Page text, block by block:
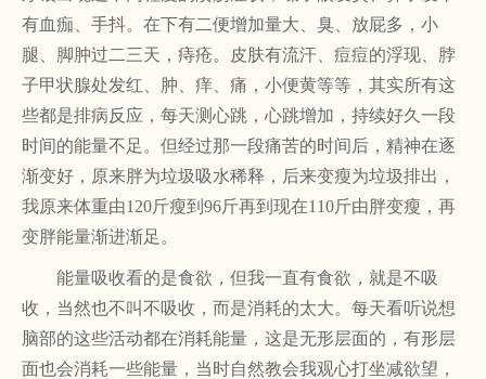
有血痂、手抖。在下有二便增加量大、臭、放屁多，小
腿、脚肿过二三天，痔疮。皮肤有流汗、痘痘的浮现、脖
子甲状腺处发红、肿、痒、痛，小便黄等等，其实所有这
些都是排病反应，每天测心跳，心跳增加，持续好久一段
时间的能量不足。但经过那一段痛苦的时间后，精神在逐
渐变好，原来胖为垃圾吸水稀释，后来变瘦为垃圾排出，
我原来体重由120斤瘦到96斤再到现在110斤由胖变瘦，再
变胖能量渐进渐足。
能量吸收看的是食欲，但我一直有食欲，就是不吸
收，当然也不叫不吸收，而是消耗的太大。每天看听说想
脑部的这些活动都在消耗能量，这是无形层面的，有形层
面也会消耗一些能量，当时自然教会我观心打坐减欲望，